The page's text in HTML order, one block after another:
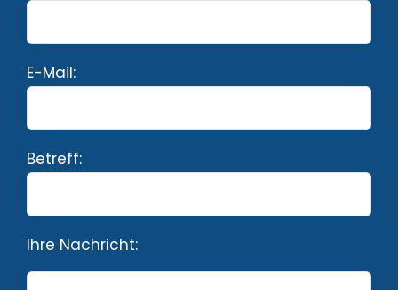
E-Mail:
Betreff:
Ihre Nachricht: